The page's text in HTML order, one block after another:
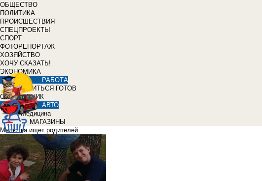
ОБЩЕСТВО
ПОЛИТИКА
ПРОИСШЕСТВИЯ
СПЕЦПРОЕКТЫ
СПОРТ
ФОТОРЕПОРТАЖ
ХОЗЯЙСТВО
ХОЧУ СКАЗАТЬ!
ЭКОНОМИКА
РАБОТА
УЧИТЬСЯ ГОТОВ
СПРАВОЧНИК
АВТО
Медицина
МАГАЗИНЫ
Малютка ищет родителей